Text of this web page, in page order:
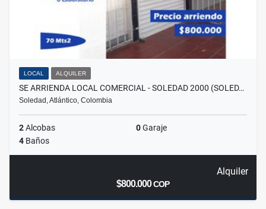
LOCAL ALQUILER
SE ARRIENDA LOCAL COMERCIAL - SOLEDAD 2000 (SOLED…
Soledad, Atlántico, Colombia
2Alcobas 0Garaje
4 Baños
Alquiler
$800.000COP